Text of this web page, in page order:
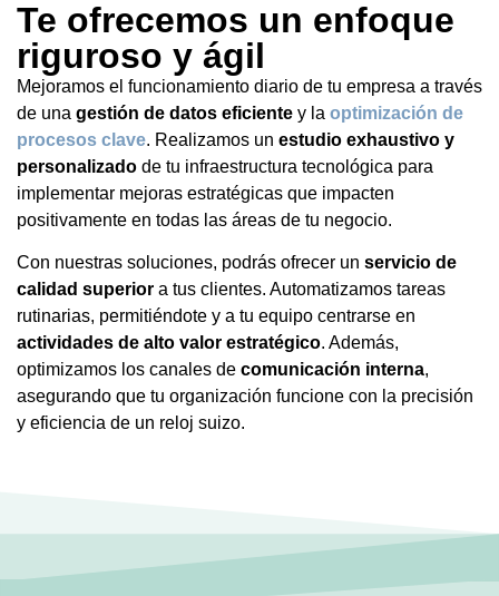
Te ofrecemos un enfoque
riguroso y ágil
Mejoramos el funcionamiento diario de tu empresa a través
de una gestión de datos eficiente y la optimización de
procesos clave. Realizamos un estudio exhaustivo y
personalizado de tu infraestructura tecnológica para
implementar mejoras estratégicas que impacten
positivamente en todas las áreas de tu negocio.
Con nuestras soluciones, podrás ofrecer un servicio de
calidad superior a tus clientes. Automatizamos tareas
rutinarias, permitiéndote y a tu equipo centrarse en
actividades de alto valor estratégico. Además,
optimizamos los canales de comunicación interna,
asegurando que tu organización funcione con la precisión
y eficiencia de un reloj suizo.